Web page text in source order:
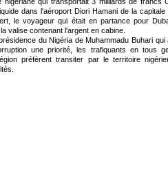
dans l'aéroport Diori Hamani de la capitale
le voyageur qui était en partance pour
valise contenant l'argent en cabine.
du Nigéria de Muhammadu Buhari qui
une priorité, les trafiquants en tous
préfèrent transiter par le territoire